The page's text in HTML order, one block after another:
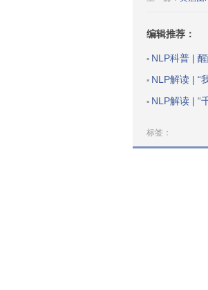
编辑推荐：
▪ NLP科普 |
▪ NLP解读 | “我努力又
▪ NLP解读 | “千万
标签：